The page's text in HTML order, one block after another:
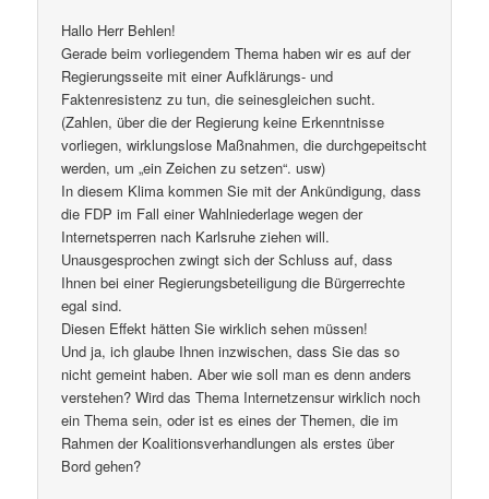
Hallo Herr Behlen!
Gerade beim vorliegendem Thema haben wir es auf der
Regierungsseite mit einer Aufklärungs- und
Faktenresistenz zu tun, die seinesgleichen sucht.
(Zahlen, über die der Regierung keine Erkenntnisse
vorliegen, wirklungslose Maßnahmen, die durchgepeitscht
werden, um „ein Zeichen zu setzen“. usw)
In diesem Klima kommen Sie mit der Ankündigung, dass
die FDP im Fall einer Wahlniederlage wegen der
Internetsperren nach Karlsruhe ziehen will.
Unausgesprochen zwingt sich der Schluss auf, dass
Ihnen bei einer Regierungsbeteiligung die Bürgerrechte
egal sind.
Diesen Effekt hätten Sie wirklich sehen müssen!
Und ja, ich glaube Ihnen inzwischen, dass Sie das so
nicht gemeint haben. Aber wie soll man es denn anders
verstehen? Wird das Thema Internetzensur wirklich noch
ein Thema sein, oder ist es eines der Themen, die im
Rahmen der Koalitionsverhandlungen als erstes über
Bord gehen?